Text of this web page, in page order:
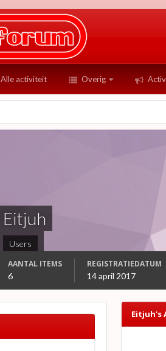
Alle activiteit Overig
Eitjuh
Users
AANTAL ITEMS
6
REGISTRATIEDATUM
14 april 2017
Eitjuh's